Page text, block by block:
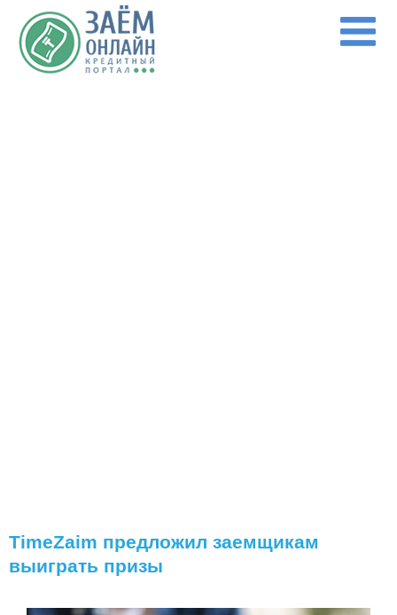
Перейти к основному содержанию
TimeZaim предложил заемщикам
выиграть призы